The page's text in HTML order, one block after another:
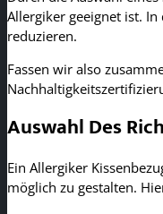
Allergiker geeignet ist.
reduzieren.
Fassen wir also
Auswahl Des
Ein Allergiker
möglich zu gestalten.